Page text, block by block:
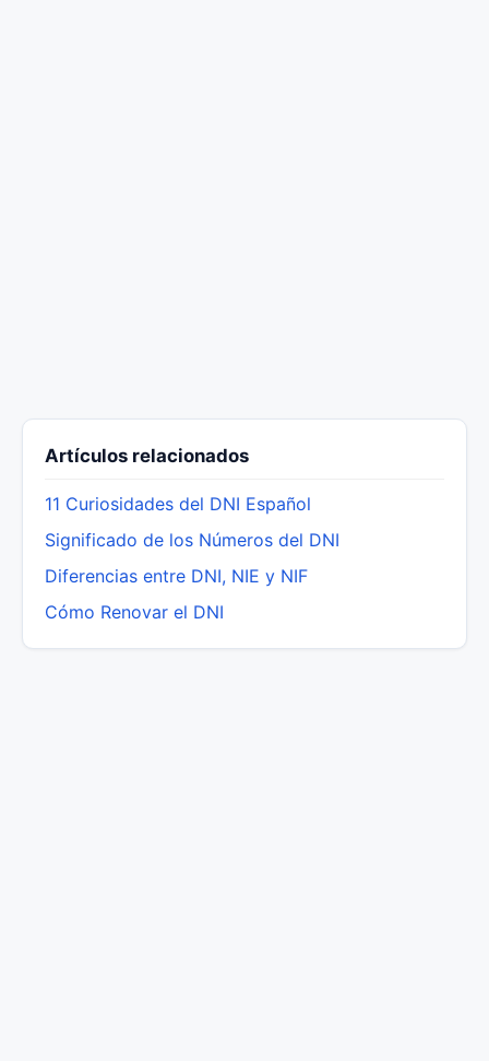
Artículos relacionados
11 Curiosidades del DNI Español
Significado de los Números del DNI
Diferencias entre DNI, NIE y NIF
Cómo Renovar el DNI